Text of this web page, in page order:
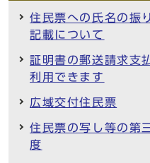
住民票への氏名の振
記載について
証明書の郵送請求支
利用できます
広域交付住民票
住民票の写し等の第
度